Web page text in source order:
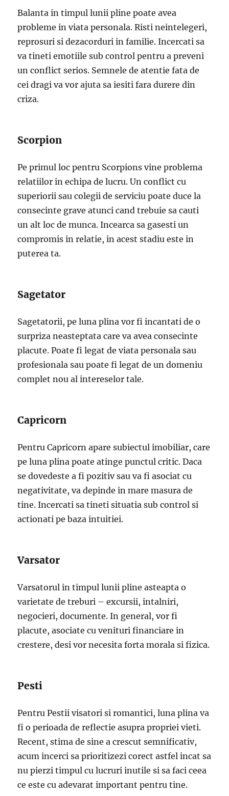
Balanta in timpul lunii pline poate avea
probleme in viata personala. Risti neintelegeri,
reprosuri si dezacorduri in familie. Incercati sa
va tineti emotiile sub control pentru a preveni
un conflict serios. Semnele de atentie fata de
cei dragi va vor ajuta sa iesiti fara durere din
criza.
Scorpion
Pe primul loc pentru Scorpions vine problema
relatiilor in echipa de lucru. Un conflict cu
superiorii sau colegii de serviciu poate duce la
consecinte grave atunci cand trebuie sa cauti
un alt loc de munca. Incearca sa gasesti un
compromis in relatie, in acest stadiu este in
puterea ta.
Sagetator
Sagetatorii, pe luna plina vor fi incantati de o
surpriza neasteptata care va avea consecinte
placute. Poate fi legat de viata personala sau
profesionala sau poate fi legat de un domeniu
complet nou al intereselor tale.
Capricorn
Pentru Capricorn apare subiectul imobiliar, care
pe luna plina poate atinge punctul critic. Daca
se dovedeste a fi pozitiv sau va fi asociat cu
negativitate, va depinde in mare masura de
tine. Incercati sa tineti situatia sub control si
actionati pe baza intuitiei.
Varsator
Varsatorul in timpul lunii pline asteapta o
varietate de treburi – excursii, intalniri,
negocieri, documente. In general, vor fi
placute, asociate cu venituri financiare in
crestere, desi vor necesita forta morala si fizica.
Pesti
Pentru Pestii visatori si romantici, luna plina va
fi o perioada de reflectie asupra propriei vieti.
Recent, stima de sine a crescut semnificativ,
acum incerci sa prioritizezi corect astfel incat sa
nu pierzi timpul cu lucruri inutile si sa faci ceea
ce este cu adevarat important pentru tine.